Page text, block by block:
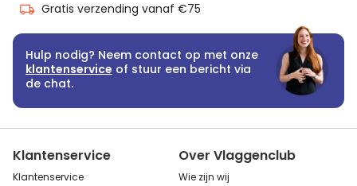
Gratis verzending vanaf €75
Hulp nodig? Neem contact op met onze
klantenservice of stuur een bericht via
de chat.
Klantenservice
Klantenservice
Over Vlaggenclub
Wie zijn wij